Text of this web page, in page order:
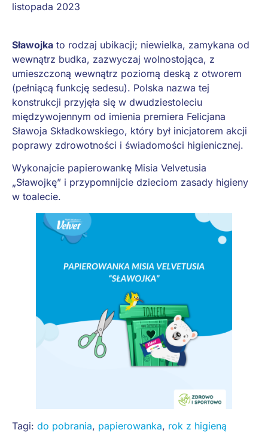
listopada 2023
Sławojka to rodzaj ubikacji; niewielka, zamykana od
wewnątrz budka, zazwyczaj wolnostojąca, z
umieszczoną wewnątrz poziomą deską z otworem
(pełniącą funkcję sedesu). Polska nazwa tej
konstrukcji przyjęła się w dwudziestoleciu
międzywojennym od imienia premiera Felicjana
Sławoja Składkowskiego, który był inicjatorem akcji
poprawy zdrowotności i świadomości higienicznej.
Wykonajcie papierowankę Misia Velvetusia
„Sławojkę” i przypomnijcie dzieciom zasady higieny
w toalecie.
Tagi: do pobrania, papierowanka, rok z higieną